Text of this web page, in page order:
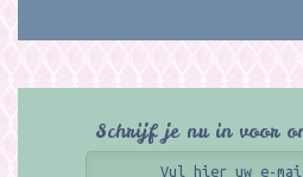
Schrijf je nu in voor